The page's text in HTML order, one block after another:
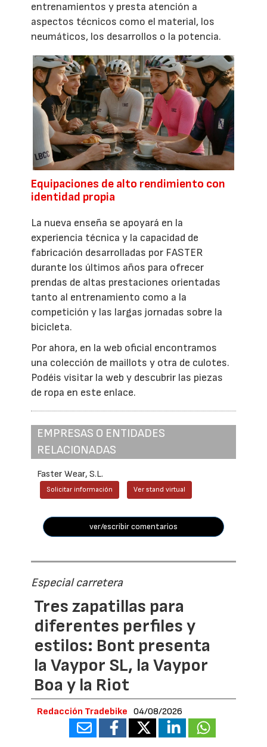
entrenamientos y presta atención a
aspectos técnicos como el material, los
neumáticos, los desarrollos o la potencia.
Equipaciones de alto rendimiento con
identidad propia
La nueva enseña se apoyará en la
experiencia técnica y la capacidad de
fabricación desarrolladas por FASTER
durante los últimos años para ofrecer
prendas de altas prestaciones orientadas
tanto al entrenamiento como a la
competición y las largas jornadas sobre la
bicicleta.
Por ahora, en la web oficial encontramos
una colección de maillots y otra de culotes.
Podéis visitar la web y descubrir las piezas
de ropa en este enlace.
EMPRESAS O ENTIDADES
RELACIONADAS
Faster Wear, S.L.
Solicitar información Ver stand virtual
ver/escribir comentarios
Especial carretera
Tres zapatillas para
diferentes perfiles y
estilos: Bont presenta
la Vaypor SL, la Vaypor
Boa y la Riot
Redacción Tradebike 04/08/2026